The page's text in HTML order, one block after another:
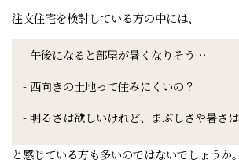
注文住宅を検討している方の中には、
- 午後になると部屋が暑くなりそう…
- 西向きの土地って住みにくいの？
- 明るさは欲しいけれど、まぶしさや暑さ
と感じている方も多いのではないでしょうか。